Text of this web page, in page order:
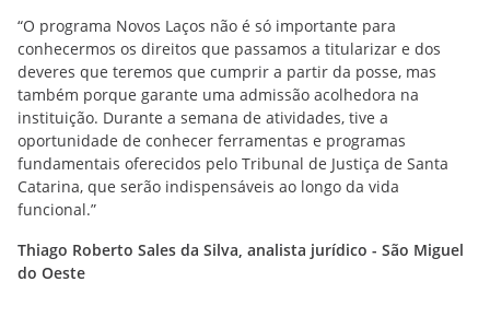
“O programa Novos Laços não é só importante para
conhecermos os direitos que passamos a titularizar e dos
deveres que teremos que cumprir a partir da posse, mas
também porque garante uma admissão acolhedora na
instituição. Durante a semana de atividades, tive a
oportunidade de conhecer ferramentas e programas
fundamentais oferecidos pelo Tribunal de Justiça de Santa
Catarina, que serão indispensáveis ao longo da vida
funcional.”
Thiago Roberto Sales da Silva, analista jurídico - São Miguel
do Oeste